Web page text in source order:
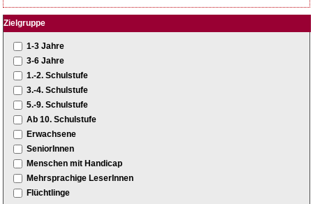
Zielgruppe
1-3 Jahre
3-6 Jahre
1.-2. Schulstufe
3.-4. Schulstufe
5.-9. Schulstufe
Ab 10. Schulstufe
Erwachsene
SeniorInnen
Menschen mit Handicap
Mehrsprachige LeserInnen
Flüchtlinge